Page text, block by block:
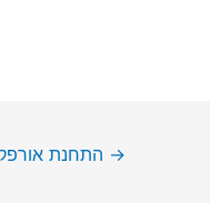
→ התחנת